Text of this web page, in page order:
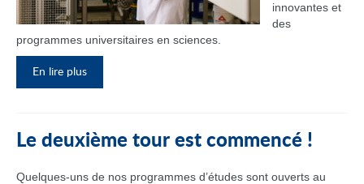
innovantes et
des
programmes universitaires en sciences.
En lire plus
Le deuxième tour est commencé !
Quelques-uns de nos programmes d’études sont ouverts au